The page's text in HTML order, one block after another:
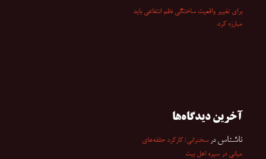
برای تغییر واقعیت ساختگی نظم انتفاعی باید
مبارزه کرد.
آخرین دیدگاه‌ها
ناشناس در سخنرانی/ کارکرد حلقه‌های
میانی در سیره اهل بیت